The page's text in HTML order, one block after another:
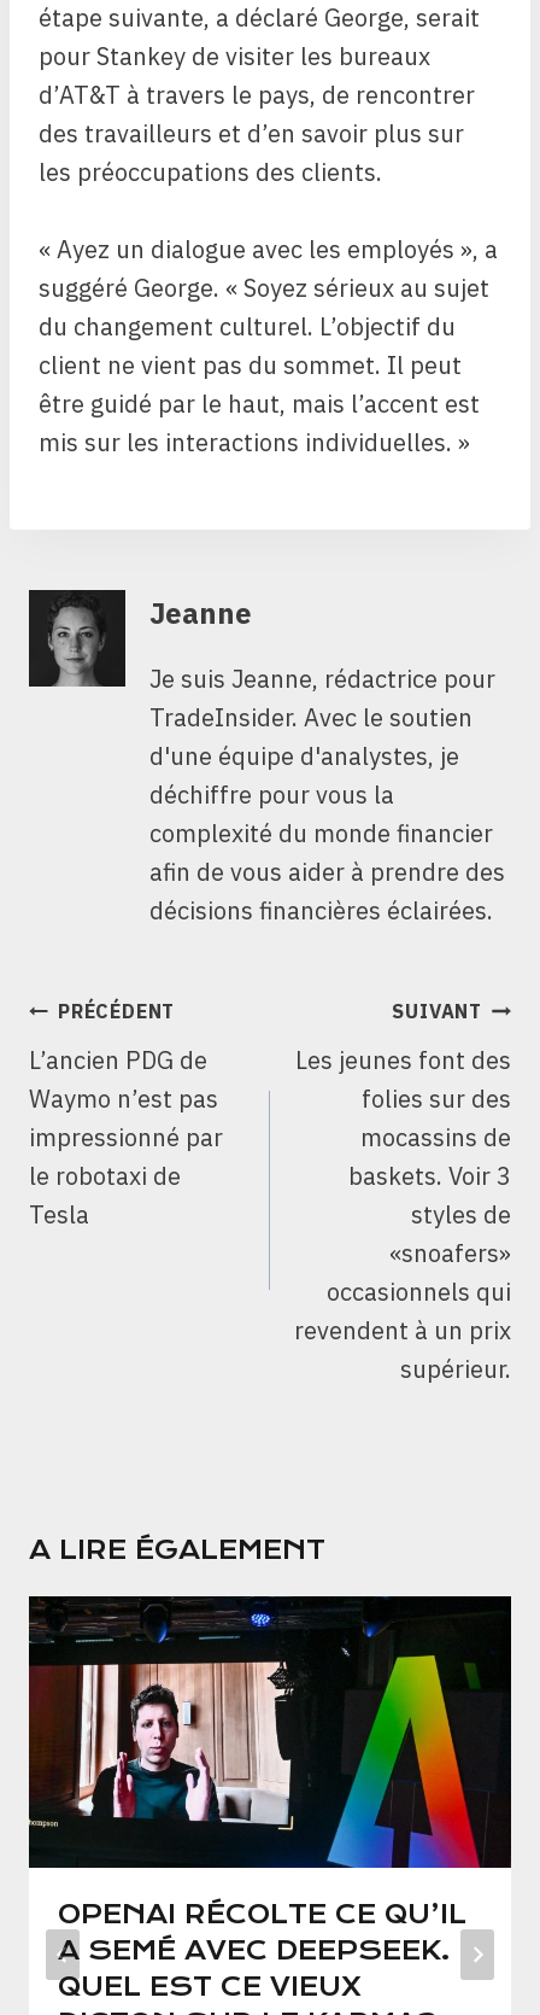
étape suivante, a déclaré George, serait
pour Stankey de visiter les bureaux
d’AT&T à travers le pays, de rencontrer
des travailleurs et d’en savoir plus sur
les préoccupations des clients.
« Ayez un dialogue avec les employés », a
suggéré George. « Soyez sérieux au sujet
du changement culturel. L’objectif du
client ne vient pas du sommet. Il peut
être guidé par le haut, mais l’accent est
mis sur les interactions individuelles. »
Jeanne
Je suis Jeanne, rédactrice pour
TradeInsider. Avec le soutien
d'une équipe d'analystes, je
déchiffre pour vous la
complexité du monde financier
afin de vous aider à prendre des
décisions financières éclairées.
NAVIGATION
L’ARTICLE
PRÉCÉDENT
L’ancien PDG de
Waymo n’est pas
impressionné par
le robotaxi de
Tesla
SUIVANT
Les jeunes font des
folies sur des
mocassins de
baskets. Voir 3
styles de
«snoafers»
occasionnels qui
revendent à un prix
supérieur.
A LIRE ÉGALEMENT
OPENAI RÉCOLTE CE QU’IL
A SEMÉ AVEC DEEPSEEK.
QUEL EST CE VIEUX